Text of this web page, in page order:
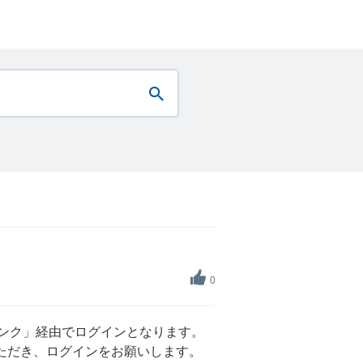
0
」経由でログインとなります。
き、ログインをお願いします。